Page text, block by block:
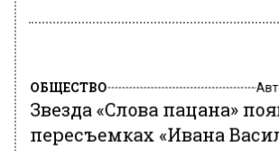
ОБЩЕСТВО
Звезда «Слова пацана»
пересъемках «Ивана